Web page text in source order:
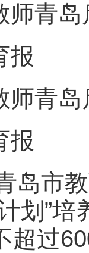
师青岛
报
师青岛
报
岛市
划”
超过